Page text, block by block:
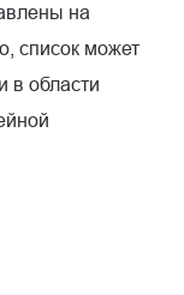
на
список может
в области